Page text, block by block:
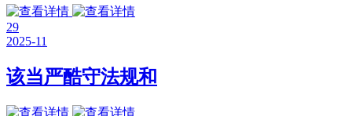
29
2025-11
该当严酷守法规和